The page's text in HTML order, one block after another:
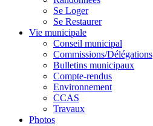
Se Loger
Se Restaurer
Vie municipale
Conseil municipal
Commissions/Délégations
Bulletins municipaux
Compte-rendus
Environnement
CCAS
Travaux
Photos